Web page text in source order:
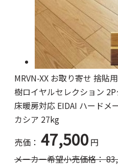
MRVN-XX お取り寄せ 捨貼
樹ロイヤルセレクション
床暖房対応 EIDAI ハードメ
カシア 27kg
売価： 47,500 円
メーカー希望小売価格：